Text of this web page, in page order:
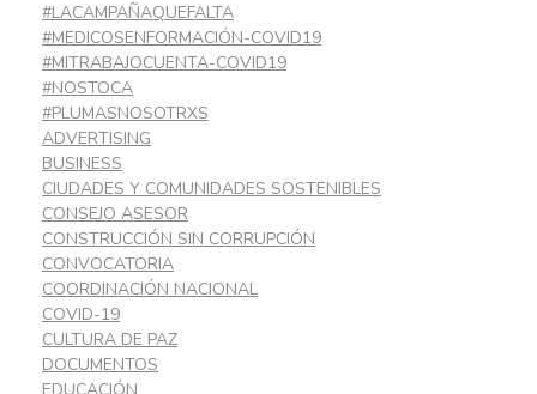
#LACAMPAÑAQUEFALTA
#MEDICOSENFORMACIÓN-COVID19
#MITRABAJOCUENTA-COVID19
#NOSTOCA
#PLUMASNOSOTRXS
ADVERTISING
BUSINESS
CIUDADES Y COMUNIDADES SOSTENIBLES
CONSEJO ASESOR
CONSTRUCCIÓN SIN CORRUPCIÓN
CONVOCATORIA
COORDINACIÓN NACIONAL
COVID-19
CULTURA DE PAZ
DOCUMENTOS